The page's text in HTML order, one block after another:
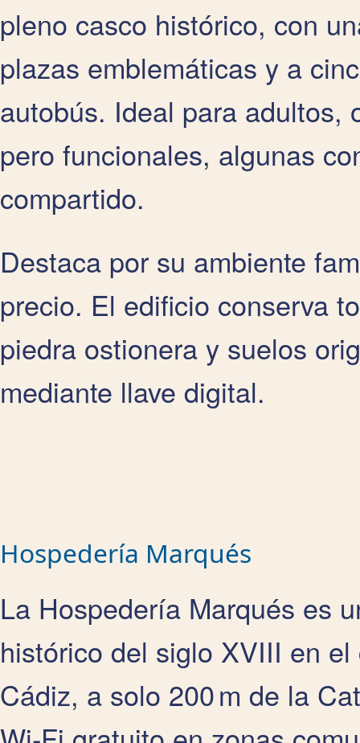
pleno casco histórico, con
plazas emblemáticas y a
autobús. Ideal para adultos,
pero funcionales, algunas
compartido.
Destaca por su ambiente
precio. El edificio conserva
piedra ostionera y suelos
mediante llave digital.
Hospedería Marqués
La Hospedería Marqués es
histórico del siglo XVIII en
Cádiz, a solo 200 m de la